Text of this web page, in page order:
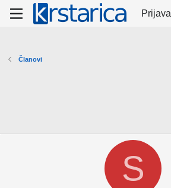
Prijava
Članovi
S